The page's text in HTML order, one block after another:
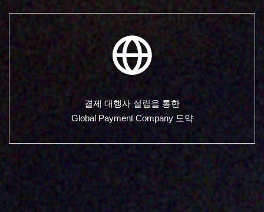
결제 대행사 설립을 통한
Global Payment Company 도약